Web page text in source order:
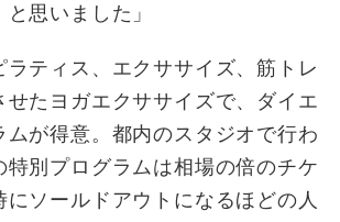
思いました」
ラティス、エクササイズ、筋トレ
せたヨガエクササイズで、ダイエ
ムが得意。都内のスタジオで行わ
特別プログラムは相場の倍のチケ
にソールドアウトになるほどの人